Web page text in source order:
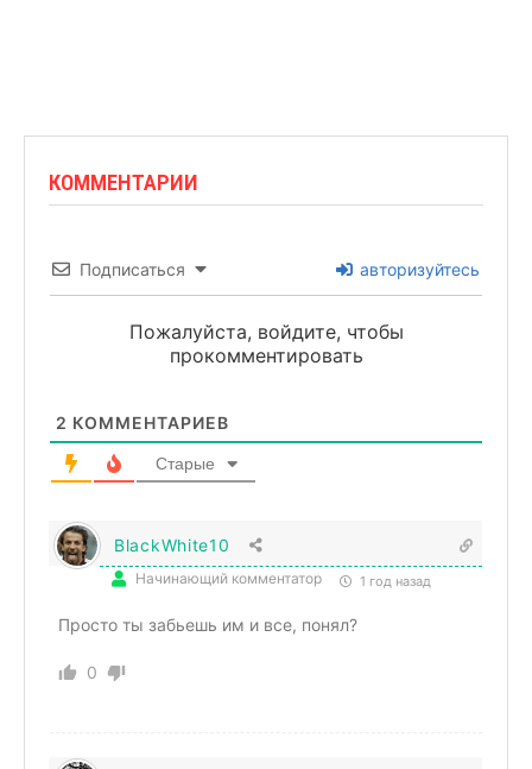
КОММЕНТАРИИ
Подписаться авторизуйтесь
Пожалуйста, войдите, чтобы
прокомментировать
2 КОММЕНТАРИЕВ
Старые
BlackWhite10
Начинающий комментатор 1 год назад
Просто ты забьешь им и все, понял?
0